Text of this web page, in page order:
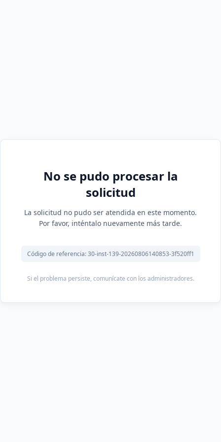
No se pudo procesar la
solicitud
La solicitud no pudo ser atendida en este momento.
Por favor, inténtalo nuevamente más tarde.
Código de referencia: 30-inst-139-20260806140853-3f520ff1
Si el problema persiste, comunícate con los administradores.